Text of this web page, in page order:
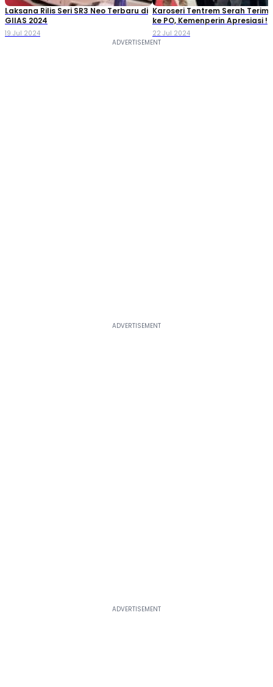
Laksana Rilis Seri SR3 Neo Terbaru di
GIIAS 2024
19 Jul 2024
Karoseri Tentrem Serah
ke PO, Kemenperin Apresiasi !
22 Jul 2024